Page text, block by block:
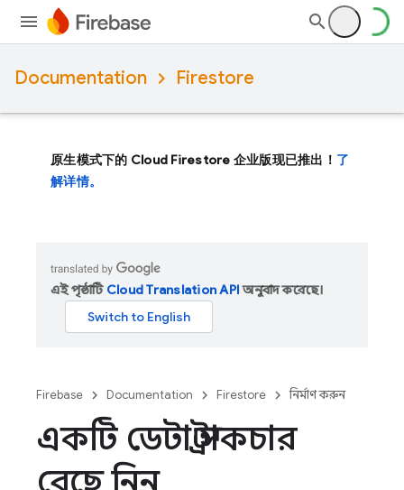
Documentation Firestore
原生模式下的 Cloud Firestore 企业版现已推出！ 了
解详情。
এই পৃষ্ঠাটি Cloud Translation APIঅনুবাদ করেছে।
Firebase Documentation Firestore নির্মাণ করুন
একটি ডেটা স্ট্রাকচার